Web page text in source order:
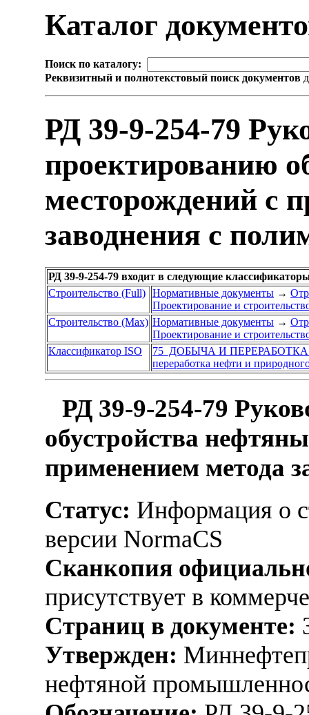
Каталог
Поиск по каталогу:
Реквизитный и полнотекстовый поиск документов
РД 39-9-254-79
проектированию
месторождений с
заводнения с
РД 39-9-254-79 входит в следующие
Строительство (Full) Нормативные документы →
Проектирование и
Строительство (Max) Нормативные документы →
Проектирование и
Классификатор ISO
75 ДОБЫЧА И
переработка нефти и
РД 39-9-254-79
обустройства
применением метода
Статус: Информация о
версии NormaCS
Сканкопия
присутствует в
Страниц в документе:
Утвержден:
нефтяной